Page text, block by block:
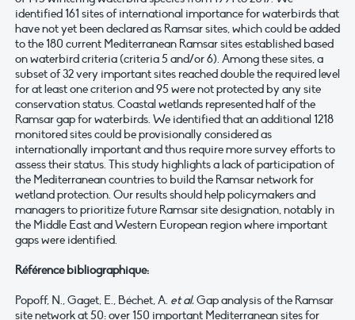
identified 161 sites of international importance for waterbirds that
have not yet been declared as Ramsar sites, which could be added
to the 180 current Mediterranean Ramsar sites established based
on waterbird criteria (criteria 5 and/or 6). Among these sites, a
subset of 32 very important sites reached double the required level
for at least one criterion and 95 were not protected by any site
conservation status. Coastal wetlands represented half of the
Ramsar gap for waterbirds. We identified that an additional 1218
monitored sites could be provisionally considered as
internationally important and thus require more survey efforts to
assess their status. This study highlights a lack of participation of
the Mediterranean countries to build the Ramsar network for
wetland protection. Our results should help policymakers and
managers to prioritize future Ramsar site designation, notably in
the Middle East and Western European region where important
gaps were identified.
Référence bibliographique:
Popoff, N., Gaget, E., Béchet, A. et al.Gap analysis of the Ramsar
site network at 50: over 150 important Mediterranean sites for